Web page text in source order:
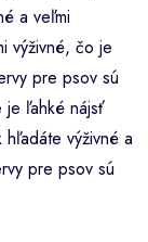
a veľmi
výživné, čo je
pre psov sú
je ľahké nájsť
výživné a
pre psov sú